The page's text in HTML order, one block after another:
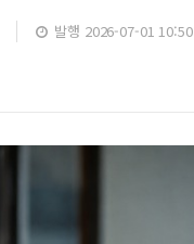
발행 2026-07-01 10:50